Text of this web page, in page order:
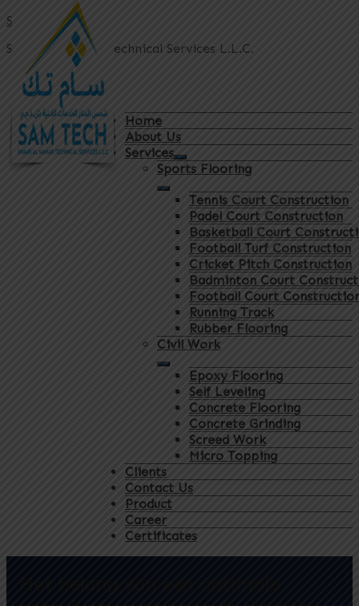
Sam Tech
Shams Al Manar Technical Services L.L.C.
Home
About Us
Services
Sports Flooring
Tennis Court Construction
Padel Court Construction
Basketball Court
Football Turf Construction
Cricket Pitch Construction
Badminton Court
Football Court
Running Track
Rubber Flooring
Civil Work
Epoxy Flooring
Self Leveling
Concrete Flooring
Concrete Grinding
Screed Work
Micro Topping
Clients
Contact Us
Product
Career
Certificates